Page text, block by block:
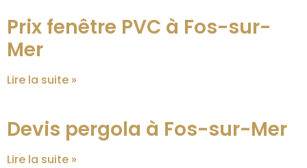
Prix fenêtre PVC à Fos-sur-
Mer
Lire la suite »
Devis pergola à Fos-sur-Mer
Lire la suite »